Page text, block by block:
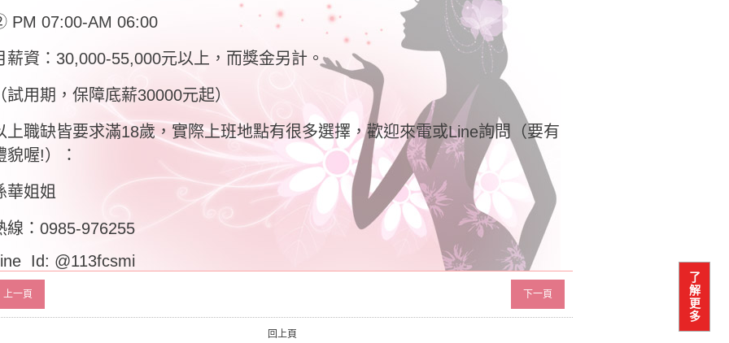
PM 07:00-AM 06:00
薪資：30,000-55,000元以上，而獎金另計。
試用期，保障底薪30000元起）
上職缺皆要求滿18歲，實際上班地點有很多選擇，歡迎來電或Line詢問（要有
貌喔!）：
華姐姐
線：0985-976255
Id: @113fcsmi
上一頁 下一頁
回上頁
了
解
更
多